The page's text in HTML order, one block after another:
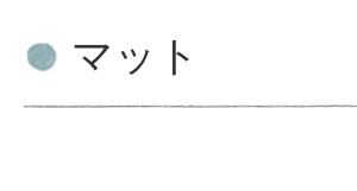
マット